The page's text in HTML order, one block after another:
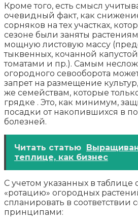
Кроме того, есть смысл
очевидный факт, как
сорняков на тех участках,
сезоне были заняты
мощную листовую массу
тыквенных, кочанной
томатами и пр.). Самым
огородного севооборота
запрет на размещение
же семействам, которые
грядке . Это, как минимум,
посадки от накопившихся в
болезней.
Читать статью
теплице, как бизнес
С учетом указанных в таблице
«ротацию» огородных
спланировать в
принципами: